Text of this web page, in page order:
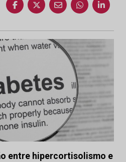
entre hipercortisolismo e